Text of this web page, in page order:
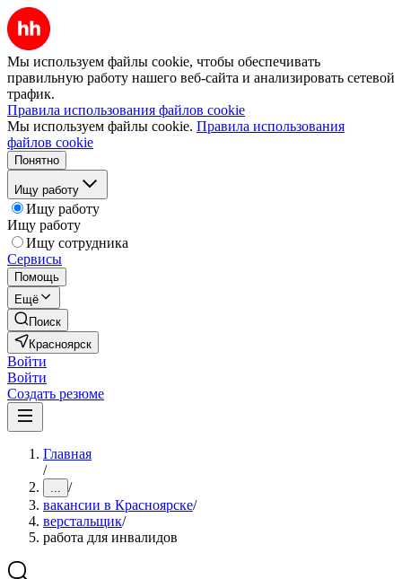
Мы используем файлы cookie, чтобы обеспечивать
правильную работу нашего веб-сайта и анализировать сетевой
трафик.
Правила использования файлов cookie
Мы используем файлы cookie. Правила использования
файлов cookie
Понятно
Ищу работу
Ищу работу
Ищу работу
Ищу сотрудника
Сервисы
Помощь
Ещё
Поиск
Красноярск
Войти
Войти
Создать резюме
Главная
/
... /
вакансии в Красноярске/
верстальщик/
работа для инвалидов